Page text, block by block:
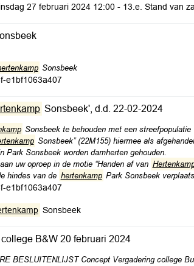
27 februari 2024 12:00 - 13.e. Stand van
Sonsbeek
e1bf1063a407
Sonsbeek', d.d. 22-02-2024
Sonsbeek te behouden met een
Sonsbeek” (22M155) hiermee als
Park Sonsbeek worden damherten gehouden.
uw oproep in de motie “Handen af van
hindes van de hertenkamp Park Sonsbeek
e1bf1063a407
Sonsbeek
B&W 20 februari 2024
BESLUITENLIJST Concept Vergadering college